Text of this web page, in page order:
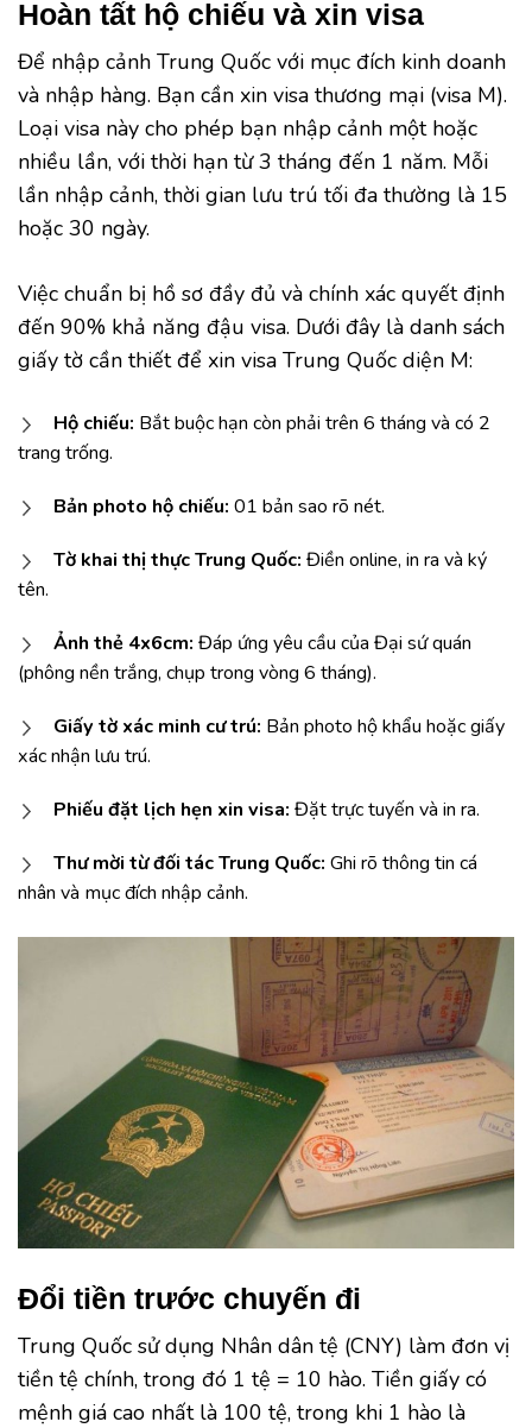
Hoàn tất hộ chiếu và xin visa
Để nhập cảnh Trung Quốc với mục đích kinh doanh
và nhập hàng. Bạn cần xin visa thương mại (visa M).
Loại visa này cho phép bạn nhập cảnh một hoặc
nhiều lần, với thời hạn từ 3 tháng đến 1 năm. Mỗi
lần nhập cảnh, thời gian lưu trú tối đa thường là 15
hoặc 30 ngày.
Việc chuẩn bị hồ sơ đầy đủ và chính xác quyết định
đến 90% khả năng đậu visa. Dưới đây là danh sách
giấy tờ cần thiết để xin visa Trung Quốc diện M:
Hộ chiếu: Bắt buộc hạn còn phải trên 6 tháng và có 2
trang trống.
Bản photo hộ chiếu: 01 bản sao rõ nét.
Tờ khai thị thực Trung Quốc: Điền online, in ra và ký
tên.
Ảnh thẻ 4x6cm: Đáp ứng yêu cầu của Đại sứ quán
(phông nền trắng, chụp trong vòng 6 tháng).
Giấy tờ xác minh cư trú: Bản photo hộ khẩu hoặc giấy
xác nhận lưu trú.
Phiếu đặt lịch hẹn xin visa: Đặt trực tuyến và in ra.
Thư mời từ đối tác Trung Quốc: Ghi rõ thông tin cá
nhân và mục đích nhập cảnh.
Đổi tiền trước chuyến đi
Trung Quốc sử dụng Nhân dân tệ (CNY) làm đơn vị
tiền tệ chính, trong đó 1 tệ = 10 hào. Tiền giấy có
mệnh giá cao nhất là 100 tệ, trong khi 1 hào là